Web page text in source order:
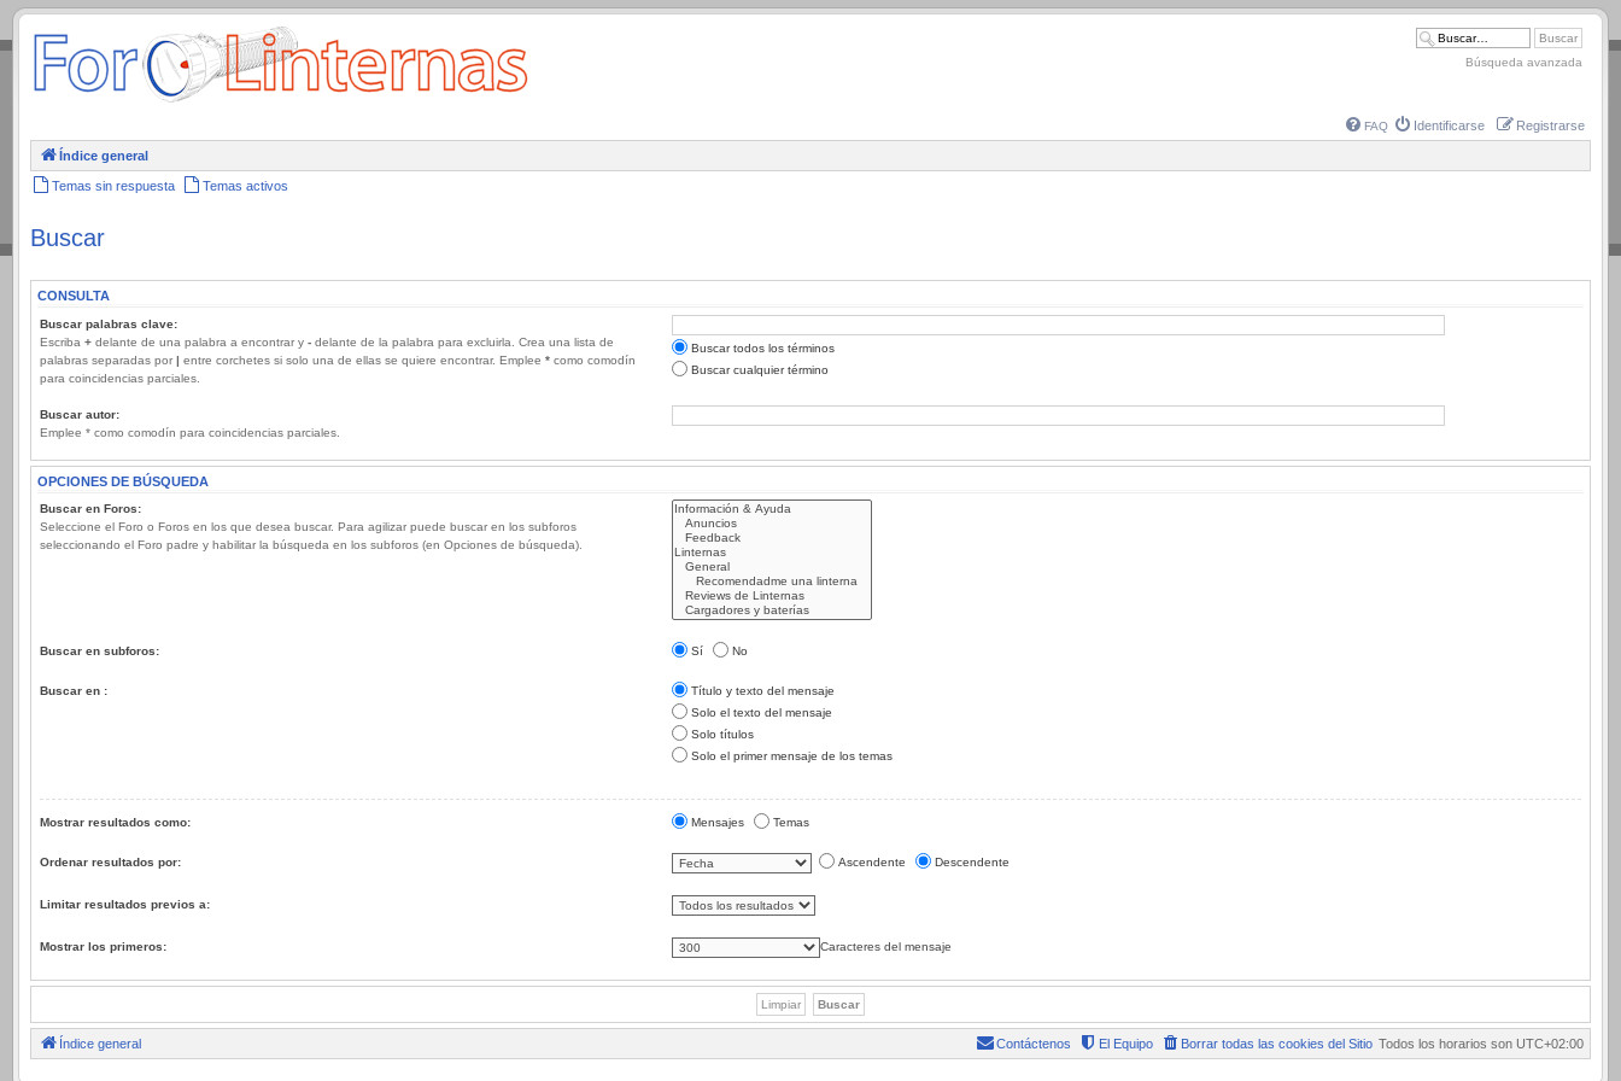
.
Búsqueda avanzada
FAQ Identificarse Registrarse
Índice general
Temas sin respuesta Temas activos
Buscar
CONSULTA
Buscar palabras clave:
Escriba + delante de una palabra a encontrar y - delante de la palabra para excluirla. Crea una lista de
palabras separadas por | entre corchetes si solo una de ellas se quiere encontrar. Emplee * como comodín
para coincidencias parciales.
Buscar todos los términos
Buscar cualquier término
Buscar autor:
Emplee * como comodín para coincidencias parciales.
OPCIONES DE BÚSQUEDA
Buscar en Foros:
Seleccione el Foro o Foros en los que desea buscar. Para agilizar puede buscar en los subforos
seleccionando el Foro padre y habilitar la búsqueda en los subforos (en Opciones de búsqueda).
Buscar en subforos: Sí No
Buscar en :
Título y texto del mensaje
Solo el texto del mensaje
Solo títulos
Solo el primer mensaje de los temas
Mostrar resultados como: Mensajes Temas
Ordenar resultados por: Ascendente Descendente
Limitar resultados previos a:
Mostrar los primeros: Caracteres del mensaje
Índice general Todos los horarios son UTC+02:00
Borrar todas las cookies del Sitio
El Equipo
Contáctenos